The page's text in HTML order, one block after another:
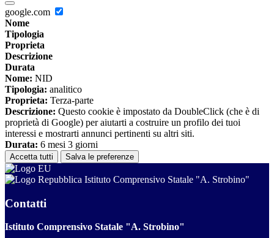
google.com
Nome
Tipologia
Proprieta
Descrizione
Durata
Nome: NID
Tipologia: analitico
Proprieta: Terza-parte
Descrizione: Questo cookie è impostato da DoubleClick (che è di
proprietà di Google) per aiutarti a costruire un profilo dei tuoi
interessi e mostrarti annunci pertinenti su altri siti.
Durata: 6 mesi 3 giorni
Accetta tutti Salva le preferenze
Istituto Comprensivo Statale "A. Strobino"
Contatti
Istituto Comprensivo Statale "A. Strobino"